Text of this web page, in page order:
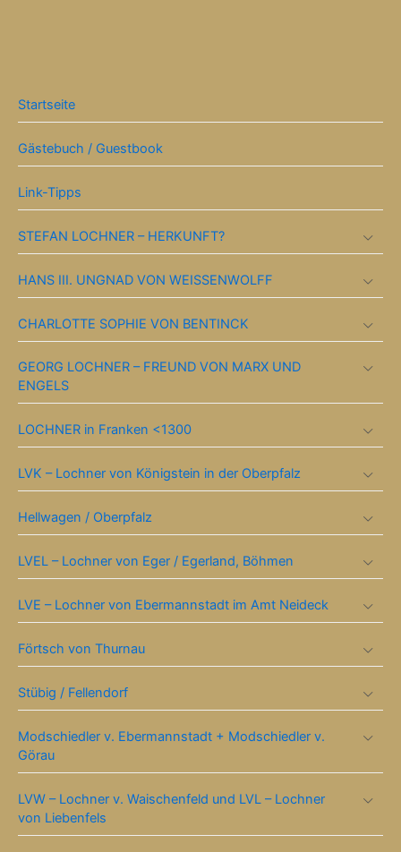
Startseite
Gästebuch / Guestbook
Link-Tipps
STEFAN LOCHNER – HERKUNFT?
HANS III. UNGNAD VON WEISSENWOLFF
CHARLOTTE SOPHIE VON BENTINCK
GEORG LOCHNER – FREUND VON MARX UND
ENGELS
LOCHNER in Franken <1300
LVK – Lochner von Königstein in der Oberpfalz
Hellwagen / Oberpfalz
LVEL – Lochner von Eger / Egerland, Böhmen
LVE – Lochner von Ebermannstadt im Amt Neideck
Förtsch von Thurnau
Stübig / Fellendorf
Modschiedler v. Ebermannstadt + Modschiedler v.
Görau
LVW – Lochner v. Waischenfeld und LVL – Lochner
von Liebenfels